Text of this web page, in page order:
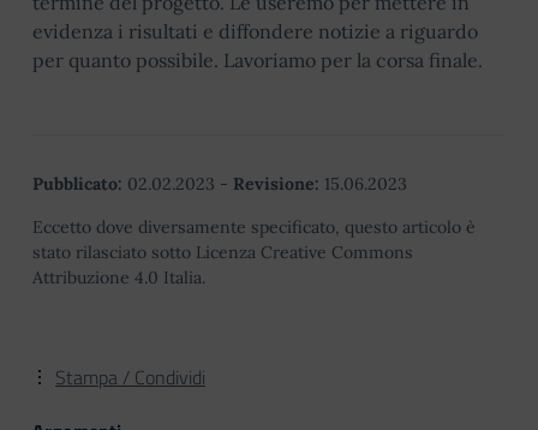
evidenza i risultati e diffondere notizie a riguardo
per quanto possibile. Lavoriamo per la corsa finale.
Pubblicato: 02.02.2023 - Revisione: 15.06.2023
Eccetto dove diversamente specificato, questo articolo è
stato rilasciato sotto Licenza Creative Commons
Attribuzione 4.0 Italia.
Stampa / Condividi